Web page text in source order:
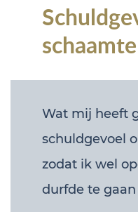
schaamte
Wat mij heeft
schuldgevoel
zodat ik wel
durfde te